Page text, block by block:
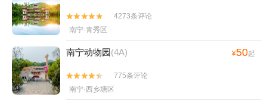


4273条评论
南宁·青秀区
南宁动物园(4A) ¥50起


775条评论
南宁·西乡塘区